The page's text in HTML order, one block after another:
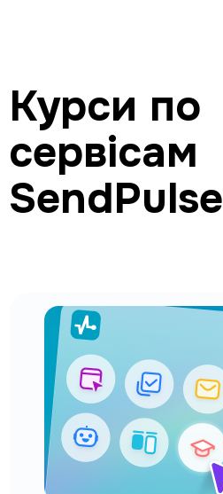
Курси по
сервісам
SendPulse